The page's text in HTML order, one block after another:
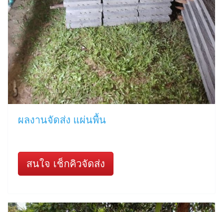
ผลงานจัดส่ง แผ่นพื้น
สนใจ เช็กคิวจัดส่ง